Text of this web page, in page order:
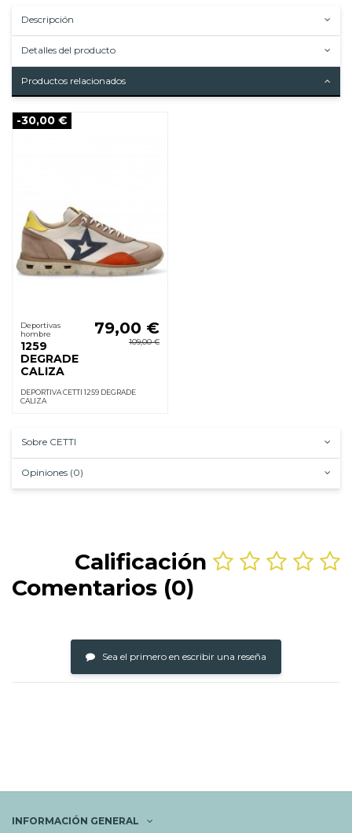
Descripción
Detalles del producto
Productos relacionados
-30,00 €
Deportivas
hombre
1259
DEGRADE
CALIZA
79,00 €
109,00 €
DEPORTIVA CETTI 1259 DEGRADE
CALIZA
Sobre CETTI
Opiniones (0)
Calificación
Comentarios (0)
Sea el primero en escribir una reseña
INFORMACIÓN GENERAL